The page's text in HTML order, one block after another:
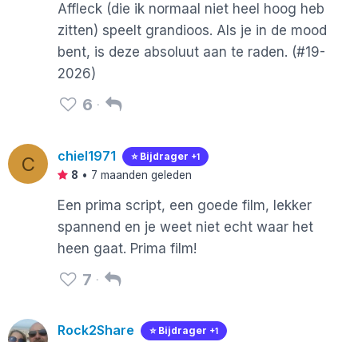
Affleck (die ik normaal niet heel hoog heb
zitten) speelt grandioos. Als je in de mood
bent, is deze absoluut aan te raden. (#19-
2026)
6
C chiel1971 ⭐️ Bijdrager +1
8 • 7 maanden geleden
Een prima script, een goede film, lekker
spannend en je weet niet echt waar het
heen gaat. Prima film!
7
Rock2Share ⭐️ Bijdrager +1